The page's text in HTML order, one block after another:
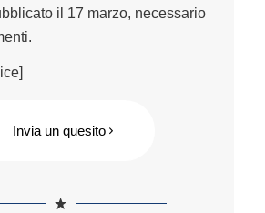
il 17 marzo, necessario
Invia un quesito